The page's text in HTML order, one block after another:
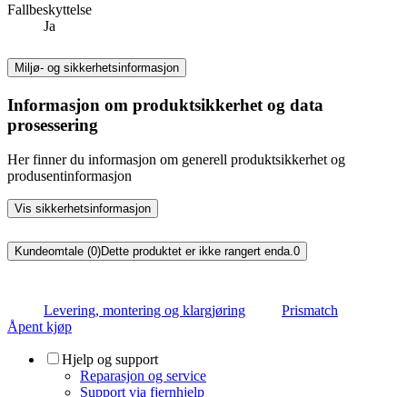
Fallbeskyttelse
Ja
Miljø- og sikkerhetsinformasjon
Informasjon om produktsikkerhet og data
prosessering
Her finner du informasjon om generell produktsikkerhet og
produsentinformasjon
Vis sikkerhetsinformasjon
Kundeomtale (0)Dette produktet er ikke rangert enda.0
Levering, montering og klargjøring
Prismatch
Åpent kjøp
Hjelp og support
Reparasjon og service
Support via fjernhjelp